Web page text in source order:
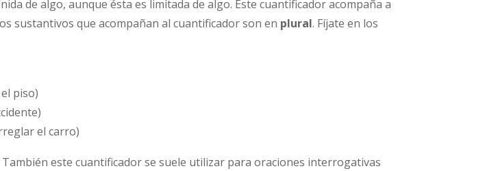
de algo, aunque ésta es limitada de algo. Este cuantificador acompaña a
sustantivos que acompañan al cuantificador son en plural. Fíjate en los
piso)
el carro)
También este cuantificador se suele utilizar para oraciones interrogativas